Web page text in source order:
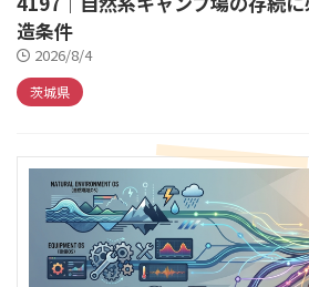
造条件
2026/8/4
茨城県